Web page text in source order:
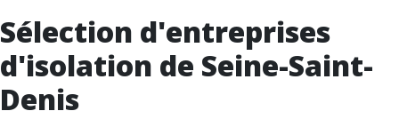
Sélection d'entreprises
d'isolation de Seine-Saint-
Denis